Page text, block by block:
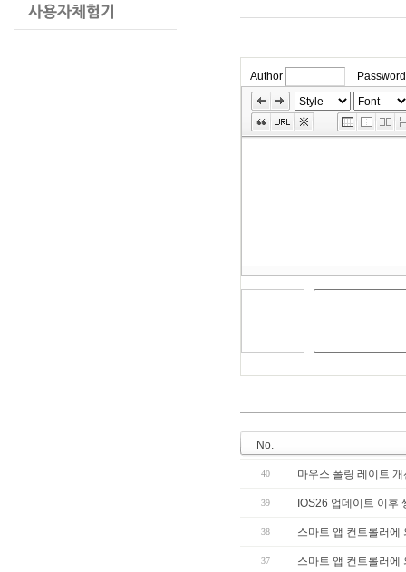
Author
Password
Skip
Edit
Toolbox
No.
40 마우스 폴링 레이트
39 IOS26 업데이트 이후
38 스마트 앱 컨트롤러에
37 스마트 앱 컨트롤러에